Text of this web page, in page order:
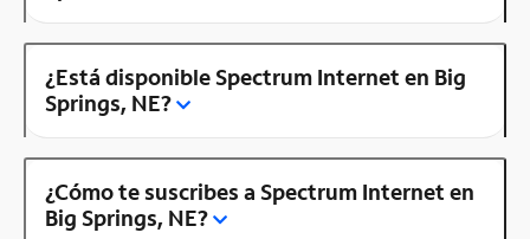
¿Está disponible Spectrum Internet en Big
Springs, NE?
¿Cómo te suscribes a Spectrum Internet en
Big Springs, NE?